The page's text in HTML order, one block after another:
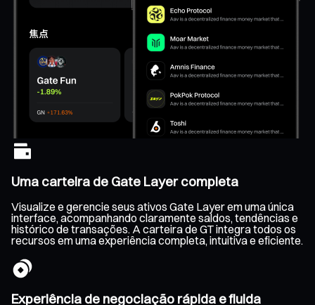
Uma carteira de Gate Layer completa
Visualize e gerencie seus ativos Gate Layer em uma única
interface, acompanhando claramente saldos, tendências e
histórico de transações. A carteira de GT integra todos os
recursos em uma experiência completa, intuitiva e eficiente.
Experiência de negociação rápida e fluida